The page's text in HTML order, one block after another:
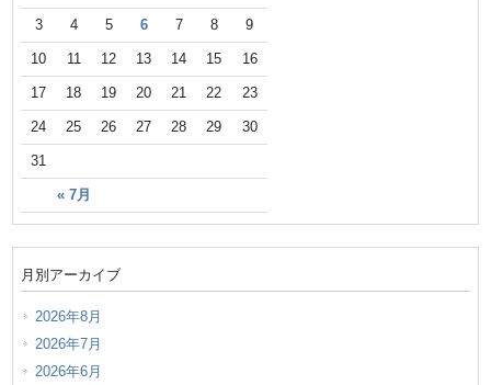
« 7月
3 4 5 6 7 8 9
10 11 12 13 14 15 16
17 18 19 20 21 22 23
24 25 26 27 28 29 30
31
月別アーカイブ
2026年8月
2026年7月
2026年6月